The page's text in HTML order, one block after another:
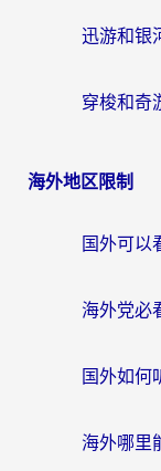
海外地区限制